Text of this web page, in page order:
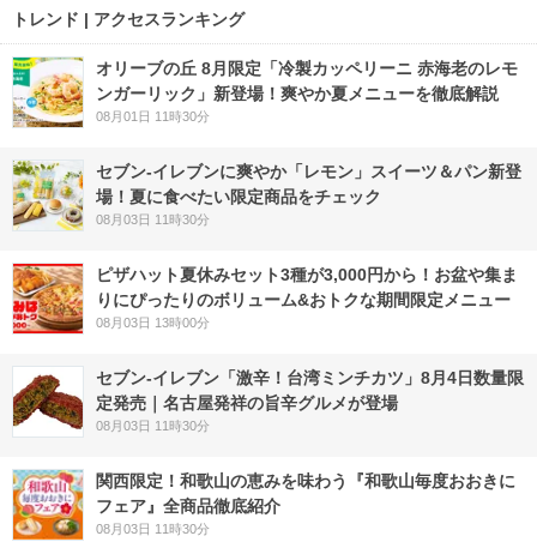
トレンド | アクセスランキング
オリーブの丘 8月限定「冷製カッペリーニ 赤海老のレモ
ンガーリック」新登場！爽やか夏メニューを徹底解説
08月01日 11時30分
セブン‐イレブンに爽やか「レモン」スイーツ＆パン新登
場！夏に食べたい限定商品をチェック
08月03日 11時30分
ピザハット夏休みセット3種が3,000円から！お盆や集ま
りにぴったりのボリューム&おトクな期間限定メニュー
08月03日 13時00分
セブン-イレブン「激辛！台湾ミンチカツ」8月4日数量限
定発売｜名古屋発祥の旨辛グルメが登場
08月03日 11時30分
関西限定！和歌山の恵みを味わう『和歌山毎度おおきに
フェア』全商品徹底紹介
08月03日 11時30分